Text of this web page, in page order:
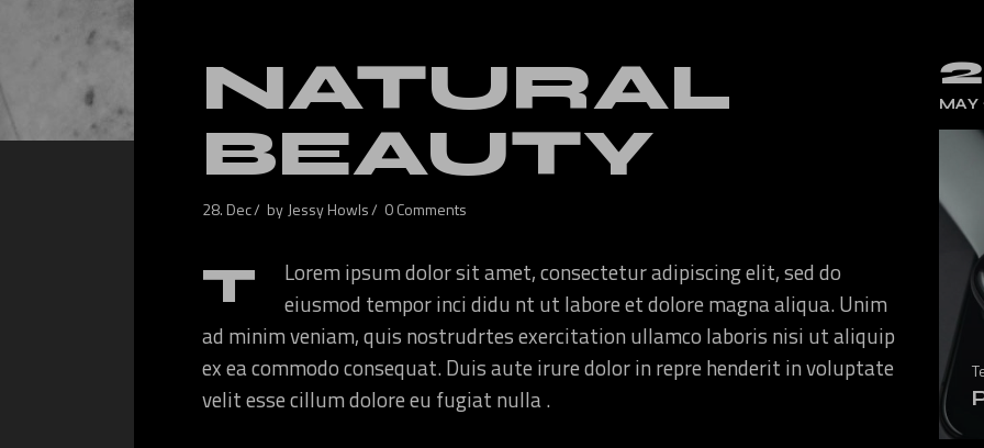
NATURAL
BEAUTY
28. Dec byJessy Howls 0 Comments
T
Lorem ipsum dolor sit amet, consectetur adipiscing elit, sed do
eiusmod tempor inci didu nt ut labore et dolore magna aliqua. Unim
ad minim veniam, quis nostrudrtes exercitation ullamco laboris nisi ut aliquip
ex ea commodo consequat. Duis aute irure dolor in repre henderit in voluptate
velit esse cillum dolore eu fugiat nulla .
MAY